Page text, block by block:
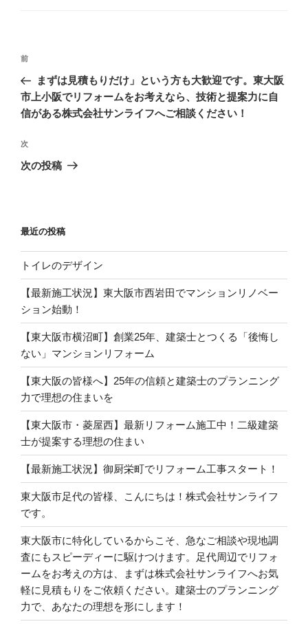
投
ナ
ビ
ー
シ
過
去
の
投
前
まずは見積もりだけ」という方も大歓迎です。東大阪
市上小阪でリフォームをお考えなら、技術と提案力に自
信がある株式会社サンライフへご相談ください！
次
の
次
次の投稿
最近の投稿
トイレのデザイン
【最新施工状況】東大阪市西岩田でマンションリノベー
ション始動！
【東大阪市横沼町】創業25年、建築士とつくる「後悔し
ない」マンションリフォーム
【東大阪の皆様へ】25年の信頼と建築士のプランニング
力で理想の住まいを
【東大阪市・菱屋西】最新リフォーム施工中！二級建築
士が提案する理想の住まい
【最新施工状況】御厨栄町でリフォーム工事スタート！
東大阪市足代の皆様、こんにちは！株式会社サンライフ
です。
東大阪市に特化しているからこそ、急なご相談や現地調
査にもスピーディーに駆けつけます。足代周辺でリフォ
ームをお考えの方は、まずは株式会社サンライフへお気
軽に見積もりをご依頼ください。建築士のプランニング
力で、あなたの理想を形にします！